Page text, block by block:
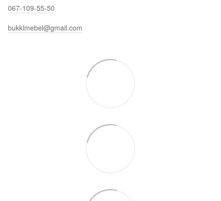
067-109-55-50
bukkimebel@gmail.com